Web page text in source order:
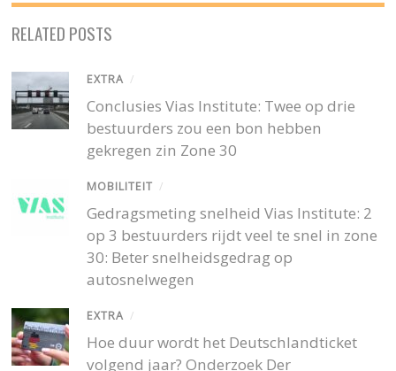
RELATED POSTS
EXTRA /
Conclusies Vias Institute: Twee op drie
bestuurders zou een bon hebben
gekregen zin Zone 30
MOBILITEIT /
Gedragsmeting snelheid Vias Institute: 2
op 3 bestuurders rijdt veel te snel in zone
30: Beter snelheidsgedrag op
autosnelwegen
EXTRA /
Hoe duur wordt het Deutschlandticket
volgend jaar? Onderzoek Der